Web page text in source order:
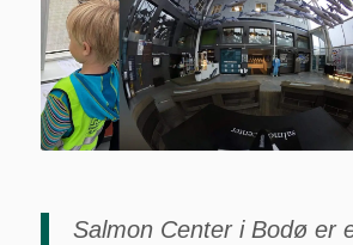
Bodø har en viktig
å formidle kunnskap
havbruksnæringen
turister og skolebarn i
Salmon Center i Bodø er